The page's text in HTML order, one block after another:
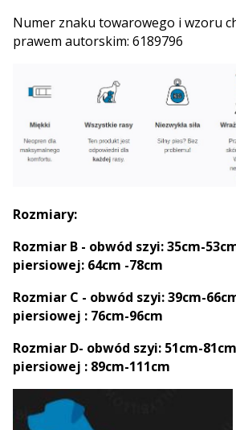
Numer znaku towarowego i wzoru
prawem autorskim: 6189796
Rozmiary:
Rozmiar B - obwód szyi: 35cm-
piersiowej: 64cm -78cm
Rozmiar C - obwód szyi: 39cm-
piersiowej : 76cm-96cm
Rozmiar D- obwód szyi: 51cm-
piersiowej : 89cm-111cm